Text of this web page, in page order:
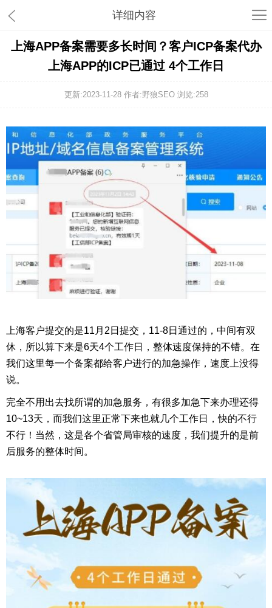
详细内容
上海APP备案需要多长时间？客户ICP备案代办
上海APP的ICP已通过 4个工作日
更新:2023-11-28 作者:野狼SEO 浏览:258
上海客户提交的是11月2日提交，11-8日通过的，中间有双
休，所以算下来是6天4个工作日，整体速度保持的不错。在
我们这里每一个备案都给客户进行的加急操作，速度上没得
说。
完全不用出去找所谓的加急服务，有很多加急下来办理还得
10~13天，而我们这里正常下来也就几个工作日，快的不行
不行！当然，这是各个省管局审核的速度，我们提升的是前
后服务的整体时间。